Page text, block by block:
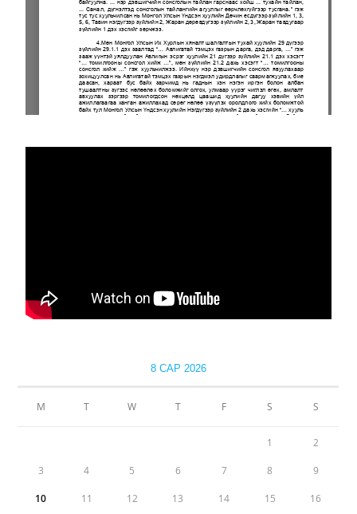
8 САР 2026
М Т W Т F S S
1 2
3 4 5 6 7 8 9
10 11 12 13 14 15 16